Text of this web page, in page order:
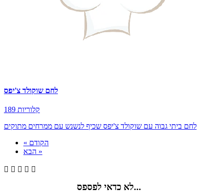
לחם שוקולד צ'יפס
189 קלוריות
לחם ביתי גבוה עם שוקולד צ'יפס שכיף לנשנש עם ממרחים מתוקים
« הקודם
הבא »
    
לא כדאי לפספס...